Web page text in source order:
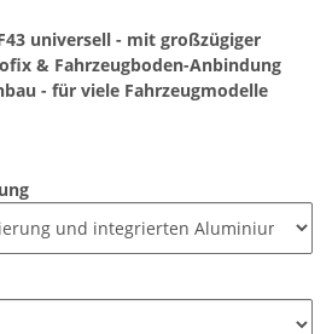
universell - mit großzügiger
& Fahrzeugboden-Anbindung
- für viele Fahrzeugmodelle